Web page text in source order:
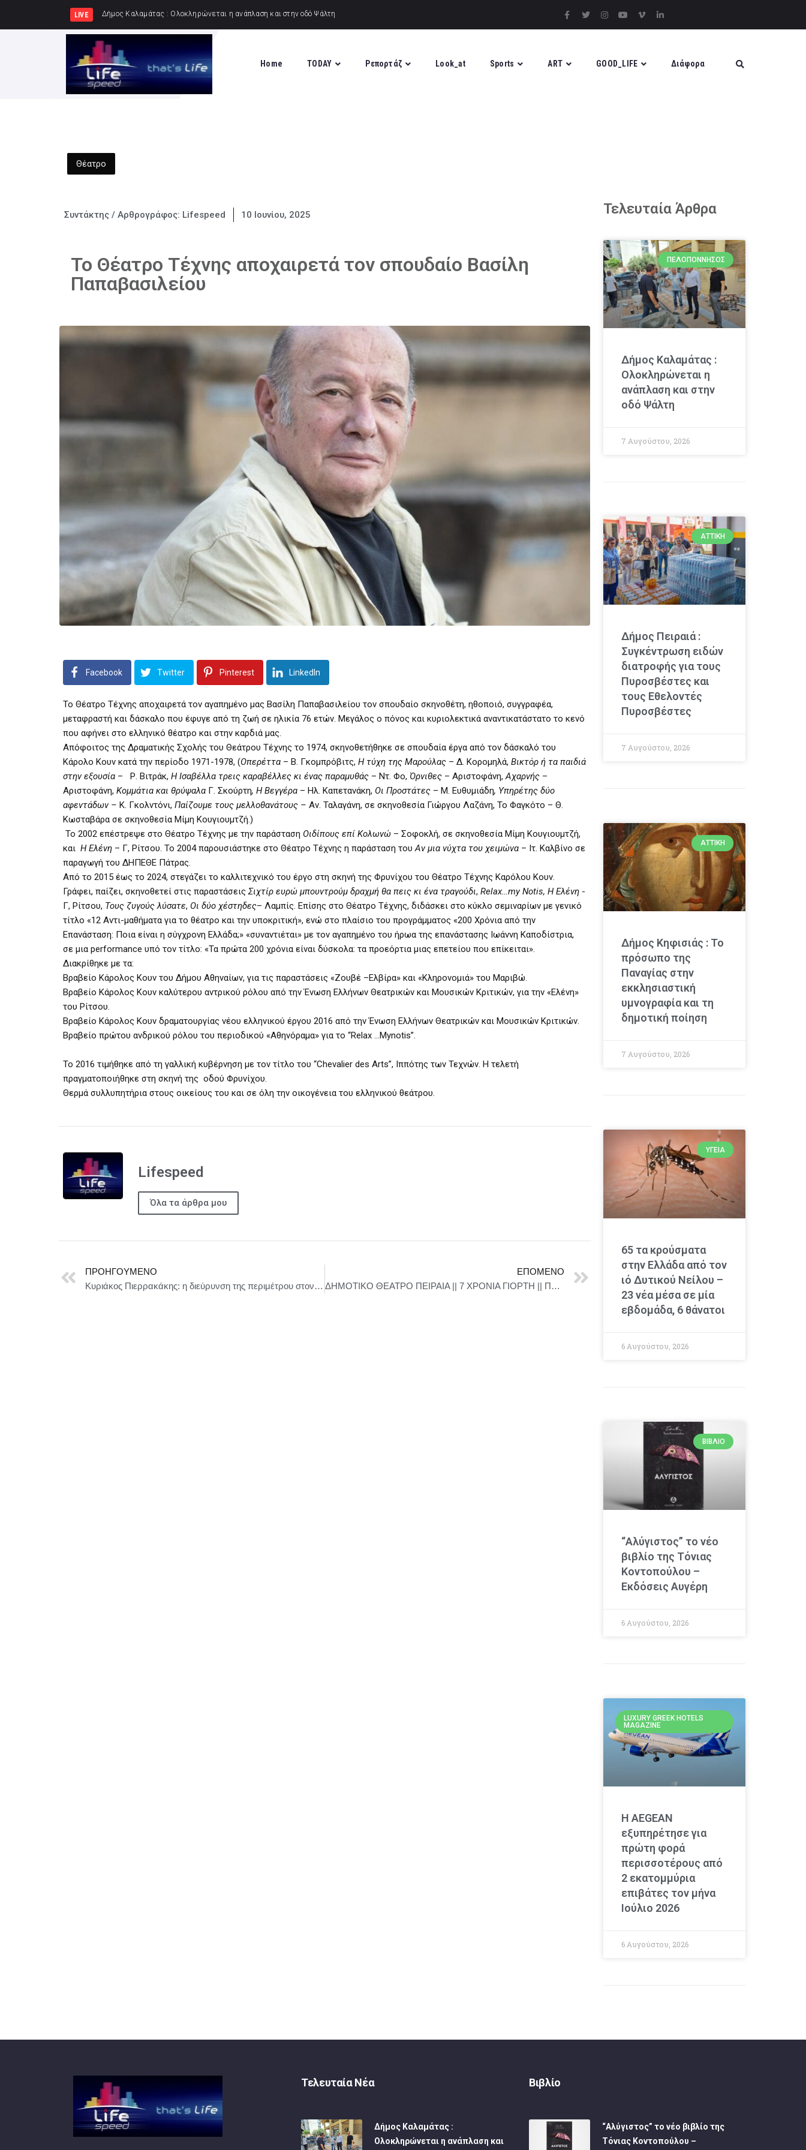
LIVE Δήμος Πειρ
Home TODAY Ρεπορτάζ Look_at Sports ART GOOD_LIFE Διάφορα
Θέατρο
Συντάκτης / Αρθρογράφος: Lifespeed 10 Ιουνίου, 2025
Το Θέατρο Τέχνης αποχαιρετά τον σπουδαίο Βασίλη
Παπαβασιλείου
Facebook Twitter Pinterest LinkedIn
Το Θέατρο Τέχνης αποχαιρετά τον αγαπημένο μας Βασίλη Παπαβασιλείου τον σπουδαίο σκηνοθέτη, ηθοποιό, συγγραφέα,
μεταφραστή και δάσκαλο που έφυγε από τη ζωή σε ηλικία 76 ετών. Μεγάλος ο πόνος και κυριολεκτικά αναντικατάστατο το κενό
που αφήνει στο ελληνικό θέατρο και στην καρδιά μας.
Απόφοιτος της Δραματικής Σχολής του Θεάτρου Τέχνης το 1974, σκηνοθετήθηκε σε σπουδαία έργα από τον δάσκαλό του
Κάρολο Κουν κατά την περίοδο 1971-1978, (Οπερέττα – Β. Γκομπρόβιτς, Η τύχη της Μαρούλας – Δ. Κορομηλά, Βικτόρ ή τα παιδιά
στην εξουσία – Ρ. Βιτράκ, Η Ισαβέλλα τρεις καραβέλλες κι ένας παραμυθάς – Ντ. Φο, Όρνιθες – Αριστοφάνη,Αχαρνής –
Αριστοφάνη, Κομμάτια και θρύψαλα Γ. Σκούρτη, Η Βεγγέρα – Ηλ. Καπετανάκη, Οι Προστάτες – Μ. Ευθυμιάδη, Υπηρέτης δύο
αφεντάδων – Κ. Γκολντόνι, Παίζουμε τους μελλοθανάτους – Αν. Ταλαγάνη, σε σκηνοθεσία Γιώργου Λαζάνη, Το Φαγκότο – Θ.
Κωσταβάρα σε σκηνοθεσία Μίμη Κουγιουμτζή.)
Το 2002 επέστρεψε στο Θέατρο Τέχνης με την παράσταση Οιδίπους επί Κολωνώ – Σοφοκλή, σε σκηνοθεσία Μίμη Κουγιουμτζή,
και Η Ελένη – Γ, Ρίτσου. Το 2004 παρουσιάστηκε στο Θέατρο Τέχνης η παράσταση τουΑν μια νύχτα του χειμώνα – Ιτ. Καλβίνο σε
παραγωγή του ΔΗΠΕΘΕ Πάτρας.
Από το 2015 έως το 2024, στεγάζει το καλλιτεχνικό του έργο στη σκηνή της Φρυνίχου του Θέατρο Τέχνης Καρόλου Κουν.
Γράφει, παίζει, σκηνοθετεί στις παραστάσειςΣιχτίρ ευρώ μπουντρούμ δραχμή θα πεις κι ένα τραγούδι, Relax…my Notis, Η Ελένη -
Γ, Ρίτσου, Τους ζυγούς λύσατε, Οι δύο χέστηδες– Λαμπίς. Επίσης στο Θέατρο Τέχνης, διδάσκει στο κύκλο σεμιναρίων με γενικό
τίτλο «12 Αντι-μαθήματα για το θέατρο και την υποκριτική», ενώ στο πλαίσιο του προγράμματος «200 Χρόνια από την
Επανάσταση: Ποια είναι η σύγχρονη Ελλάδα;» «συναντιέται» με τον αγαπημένο του ήρωα της επανάστασης Ιωάννη Καποδίστρια,
σε μια performance υπό τον τίτλο: «Τα πρώτα 200 χρόνια είναι δύσκολα: τα προεόρτια μιας επετείου που επίκειται».
Διακρίθηκε με τα:
Βραβείο Κάρολος Κουν του Δήμου Αθηναίων, για τις παραστάσεις «Ζουβέ –Ελβίρα» και «Κληρονομιά» του Μαριβώ.
Βραβείο Κάρολος Κουν καλύτερου αντρικού ρόλου από την Ένωση Ελλήνων Θεατρικών και Μουσικών Κριτικών, για την «Ελένη»
του Ρίτσου.
Βραβείο Κάρολος Κουν δραματουργίας νέου ελληνικού έργου 2016 από την Ένωση Ελλήνων Θεατρικών και Μουσικών Κριτικών.
Βραβείο πρώτου ανδρικού ρόλου του περιοδικού «Αθηνόραμα» για το “Relax …Mynotis”.
To 2016 τιμήθηκε από τη γαλλική κυβέρνηση με τον τίτλο του “Chevalier des Arts”, Ιππότης των Τεχνών. Η τελετή
πραγματοποιήθηκε στη σκηνή της οδού Φρυνίχου.
Θερμά συλλυπητήρια στους οικείους του και σε όλη την οικογένεια του ελληνικού θεάτρου.
Lifespeed
Όλα τα άρθρα μου
ΠΡΟΗΓΟΎΜΕΝΟ
Κυριάκος Πιερρακάκης: η διεύρυνση της περιμέτρου στον εξωδικαστικό αποδίδει υπέρ των πολιτών
ΕΠΌΜΕΝΟ
ΔΗΜΟΤΙΚΟ ΘΕΑΤΡΟ ΠΕΙΡΑΙΑ || 7 ΧΡΟΝΙΑ ΓΙΟΡΤΗ || ΠΑΜΕ ΠΕΙΡΑΙΑ; – ΠΑΜΕ ΔΗΜΟΤΙΚΟ!
Τελευταία Άρθρα
ΠΕΛΟΠΌΝΝΗΣΟΣ
Δήμος Καλαμάτας :
Ολοκληρώνεται η
ανάπλαση και στην
οδό Ψάλτη
7 Αυγούστου, 2026
ΑΤΤΙΚΉ
Δήμος Πειραιά :
Συγκέντρωση ειδών
διατροφής για τους
Πυροσβέστες και
τους Εθελοντές
Πυροσβέστες
7 Αυγούστου, 2026
ΑΤΤΙΚΉ
Δήμος Κηφισιάς : Το
πρόσωπο της
Παναγίας στην
εκκλησιαστική
υμνογραφία και τη
δημοτική ποίηση
7 Αυγούστου, 2026
ΥΓΕΊΑ
65 τα κρούσματα
στην Ελλάδα από τον
ιό Δυτικού Νείλου –
23 νέα μέσα σε μία
εβδομάδα, 6 θάνατοι
6 Αυγούστου, 2026
ΒΙΒΛΊΟ
“Αλύγιστος” το νέο
βιβλίο της Τόνιας
Κοντοπούλου –
Εκδόσεις Αυγέρη
6 Αυγούστου, 2026
LUXURY GREEK HOTELS
MAGAZINE
Η AEGEAN
εξυπηρέτησε για
πρώτη φορά
περισσοτέρους από
2 εκατομμύρια
επιβάτες τον μήνα
Ιούλιο 2026
6 Αυγούστου, 2026
Τελευταία Νέα
Δήμος Καλαμάτας :
Ολοκληρώνεται η ανάπλαση και
Βιβλίο
“Αλύγιστος” το νέο βιβλίο της
Τόνιας Κοντοπούλου –